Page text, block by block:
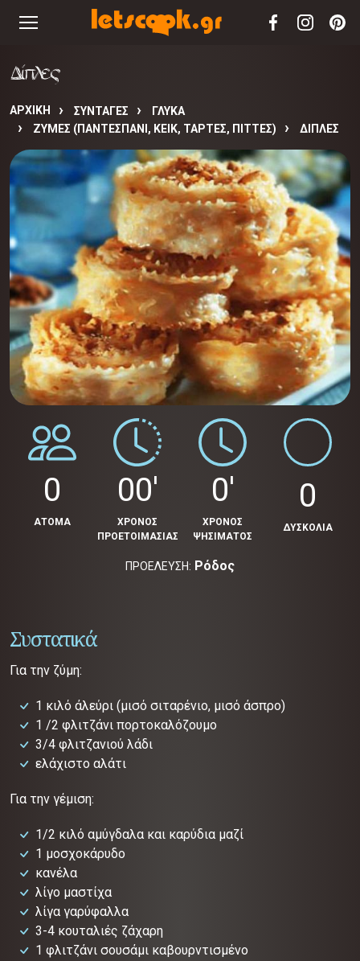
Δίπλες
ΑΡΧΙΚΉ ΣΥΝΤΑΓΈΣ
ΓΛΥΚΑ
ΖΥΜΕΣ (ΠΑΝΤΕΣΠΑΝΙ, ΚΕΙΚ, ΤΑΡΤΕΣ, ΠΙΤΤΕΣ)
ΔΊΠΛΕΣ
0
ΑΤΟΜΑ
00'
ΧΡΟΝΟΣ
ΠΡΟΕΤΟΙΜΑΣΙΑΣ
0'
ΧΡΟΝΟΣ
ΨΗΣΙΜΑΤΟΣ
0
ΔΥΣΚΟΛΙΑ
ΠΡΟΕΛΕΥΣΗ: Ρόδος
Συστατικά
Για την ζύμη:
1 κιλό άλεύρι (μισό σιταρένιο, μισό άσπρο)
1 /2 φλιτζάνι πορτοκαλόζουμο
3/4 φλιτζανιού λάδι
ελάχιστο αλάτι
Για την γέμιση:
1/2 κιλό αμύγδαλα και καρύδια μαζί
1 μοσχοκάρυδο
κανέλα
λίγο μαστίχα
λίγα γαρύφαλλα
3-4 κουταλιές ζάχαρη
1 φλιτζάνι σουσάμι καβουρντισμένο